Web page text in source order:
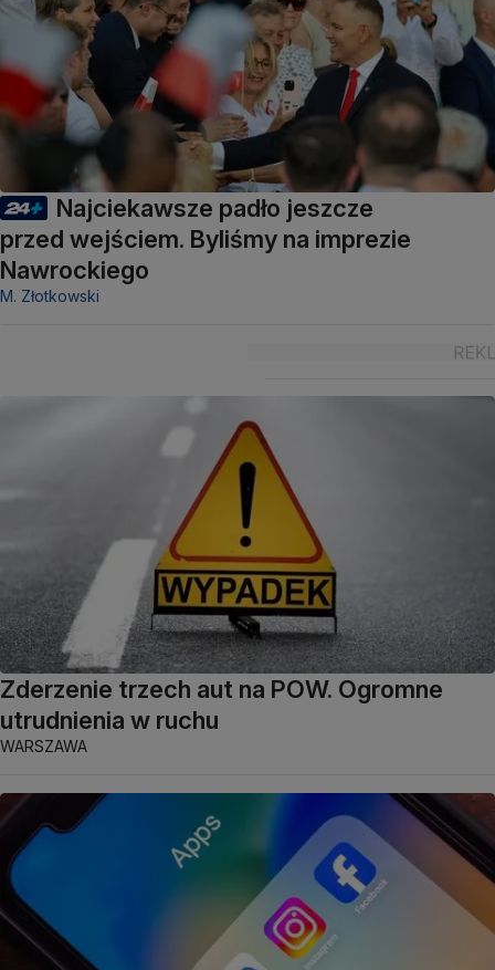
Najciekawsze padło jeszcze
przed wejściem. Byliśmy na imprezie
Nawrockiego
M. Złotkowski
Zderzenie trzech aut na POW. Ogromne
utrudnienia w ruchu
WARSZAWA